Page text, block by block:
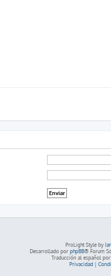
ProLight Style by
Desarrollado por phpBB® Forum
Traducción al español por
Privacidad|